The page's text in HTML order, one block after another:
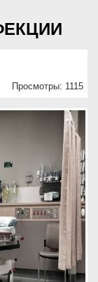
Просмотры: 1115